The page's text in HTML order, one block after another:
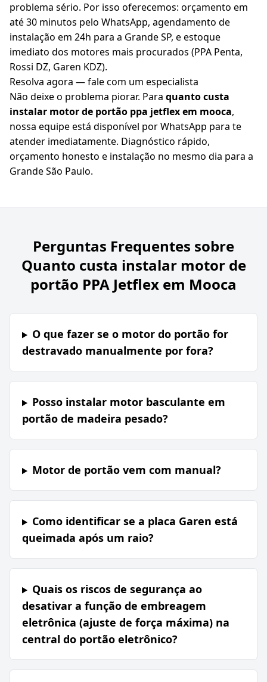
problema sério. Por isso oferecemos: orçamento em
até 30 minutos pelo WhatsApp, agendamento de
instalação em 24h para a Grande SP, e estoque
imediato dos motores mais procurados (PPA Penta,
Rossi DZ, Garen KDZ).
Resolva agora — fale com um especialista
Não deixe o problema piorar. Para quanto custa
instalar motor de portão ppa jetflex em mooca,
nossa equipe está disponível por WhatsApp para te
atender imediatamente. Diagnóstico rápido,
orçamento honesto e instalação no mesmo dia para a
Grande São Paulo.
Perguntas Frequentes sobre
Quanto custa instalar motor de
portão PPA Jetflex em Mooca
O que fazer se o motor do portão for
destravado manualmente por fora?
Posso instalar motor basculante em
portão de madeira pesado?
Motor de portão vem com manual?
Como identificar se a placa Garen está
queimada após um raio?
Quais os riscos de segurança ao
desativar a função de embreagem
eletrônica (ajuste de força máxima) na
central do portão eletrônico?